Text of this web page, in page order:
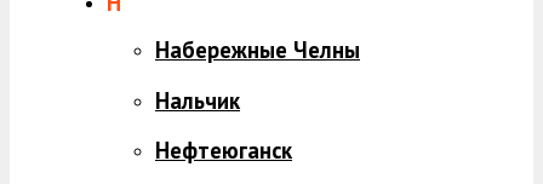
Набережные Челны
Нальчик
Нефтеюганск